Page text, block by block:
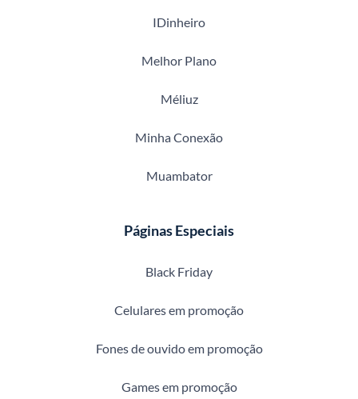
IDinheiro
Melhor Plano
Méliuz
Minha Conexão
Muambator
Páginas Especiais
Black Friday
Celulares em promoção
Fones de ouvido em promoção
Games em promoção